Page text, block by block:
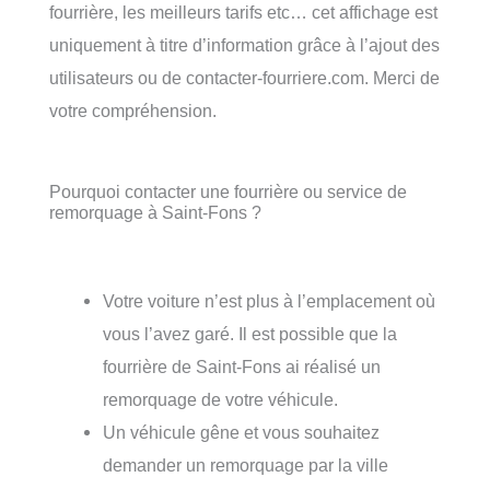
fourrière, les meilleurs tarifs etc… cet affichage est
uniquement à titre d’information grâce à l’ajout des
utilisateurs ou de contacter-fourriere.com. Merci de
votre compréhension.
Pourquoi contacter une fourrière ou service de
remorquage à Saint-Fons ?
Votre voiture n’est plus à l’emplacement où
vous l’avez garé. Il est possible que la
fourrière de Saint-Fons ai réalisé un
remorquage de votre véhicule.
Un véhicule gêne et vous souhaitez
demander un remorquage par la ville